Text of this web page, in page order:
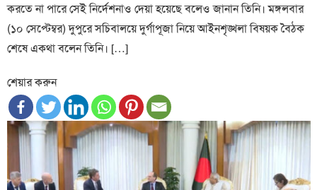
করতে না পারে সেই নির্দেশনাও দেয়া হয়েছে বলেও জানান তিনি। মঙ্গলবার
(১০ সেপ্টেম্বর) দুপুরে সচিবালয়ে দুর্গাপূজা নিয়ে আইনশৃঙ্খলা বিষয়ক বৈঠক
শেষে একথা বলেন তিনি। […]
শেয়ার করুন